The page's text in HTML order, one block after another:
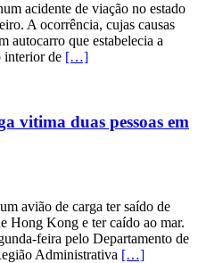
acidente de viação no estado
A ocorrência, cujas causas
autocarro que estabelecia a
interior de […]
vitima duas pessoas em
avião de carga ter saído de
Hong Kong e ter caído ao mar.
feira pelo Departamento de
Administrativa […]